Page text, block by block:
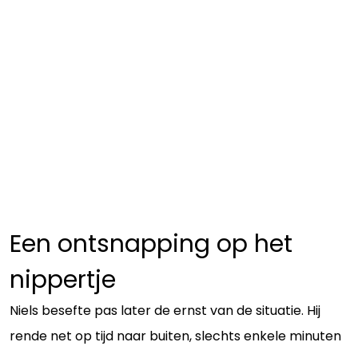
Een ontsnapping op het
nippertje
Niels besefte pas later de ernst van de situatie. Hij
rende net op tijd naar buiten, slechts enkele minuten